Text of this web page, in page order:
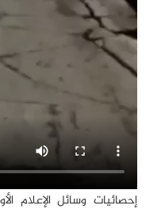
إحصائيات وسائل الإعلام